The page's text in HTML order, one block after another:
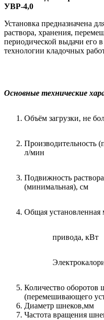
УВР-4,0
Установка предназначена
раствора, хранения,
периодической выдачи его
технологии кладочных
Основные технические
Объём загрузки, не
Производительность
л/мин
Подвижность раствора
(минимальная), см
Общая
привода, кВт
Количество оборотов
(перемешивающего
Диаметр шнеков,мм
Частота вращения